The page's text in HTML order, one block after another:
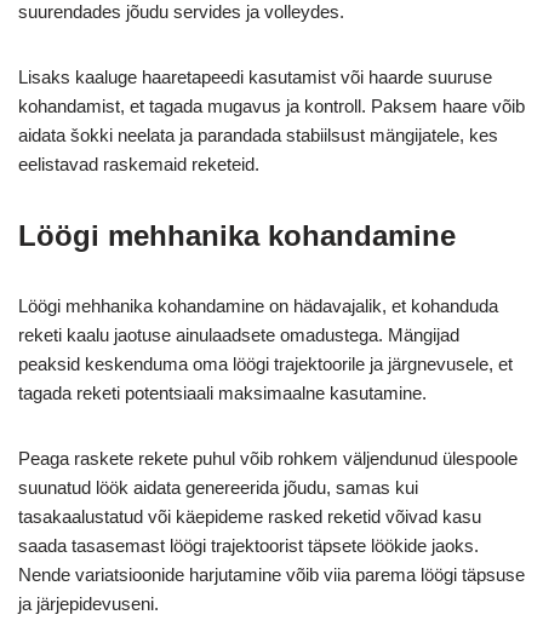
suurendades jõudu servides ja volleydes.
Lisaks kaaluge haaretapeedi kasutamist või haarde suuruse
kohandamist, et tagada mugavus ja kontroll. Paksem haare võib
aidata šokki neelata ja parandada stabiilsust mängijatele, kes
eelistavad raskemaid reketeid.
Löögi mehhanika kohandamine
Löögi mehhanika kohandamine on hädavajalik, et kohanduda
reketi kaalu jaotuse ainulaadsete omadustega. Mängijad
peaksid keskenduma oma löögi trajektoorile ja järgnevusele, et
tagada reketi potentsiaali maksimaalne kasutamine.
Peaga raskete rekete puhul võib rohkem väljendunud ülespoole
suunatud löök aidata genereerida jõudu, samas kui
tasakaalustatud või käepideme rasked reketid võivad kasu
saada tasasemast löögi trajektoorist täpsete löökide jaoks.
Nende variatsioonide harjutamine võib viia parema löögi täpsuse
ja järjepidevuseni.